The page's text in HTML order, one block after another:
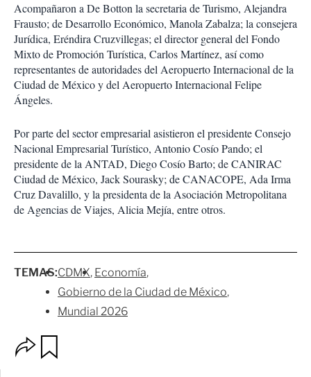
Acompañaron a De Botton la secretaria de Turismo, Alejandra
Frausto; de Desarrollo Económico, Manola Zabalza; la consejera
Jurídica, Eréndira Cruzvillegas; el director general del Fondo
Mixto de Promoción Turística, Carlos Martínez, así como
representantes de autoridades del Aeropuerto Internacional de la
Ciudad de México y del Aeropuerto Internacional Felipe
Ángeles.
Por parte del sector empresarial asistieron el presidente Consejo
Nacional Empresarial Turístico, Antonio Cosío Pando; el
presidente de la ANTAD, Diego Cosío Barto; de CANIRAC
Ciudad de México, Jack Sourasky; de CANACOPE, Ada Irma
Cruz Davalillo, y la presidenta de la Asociación Metropolitana
de Agencias de Viajes, Alicia Mejía, entre otros.
TEMAS:CDMX Economía
Gobierno de la Ciudad de México
Mundial 2026